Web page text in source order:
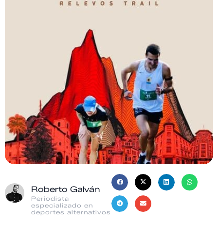
Roberto Galván
Periodista
especializado en
deportes alternativos